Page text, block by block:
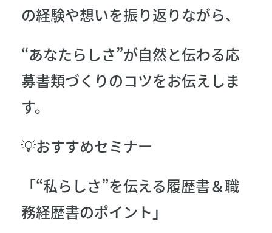
の経験や想いを振り返りながら、
“あなたらしさ”が自然と伝わる応
募書類づくりのコツをお伝えしま
す。
💡おすすめセミナー
「“私らしさ”を伝える履歴書＆職
務経歴書のポイント」